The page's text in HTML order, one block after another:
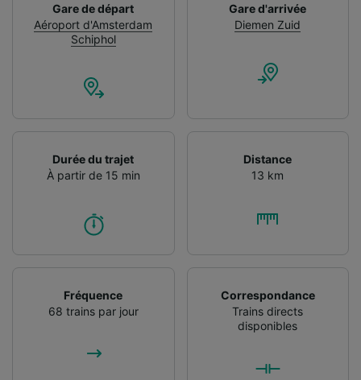
Gare de départ
Aéroport d'Amsterdam
Schiphol
Gare d'arrivée
Diemen Zuid
Durée du trajet
À partir de 15 min
Distance
13 km
Fréquence
68 trains par jour
Correspondance
Trains directs
disponibles